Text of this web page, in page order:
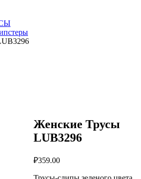
Женские Трусы
LUB3296
₽359.00